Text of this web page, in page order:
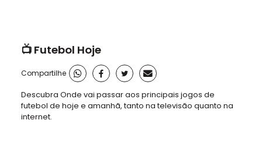
📺 Futebol Hoje
Compartilhe
Descubra Onde vai passar aos principais jogos de
futebol de hoje e amanhã, tanto na televisão quanto na
internet.